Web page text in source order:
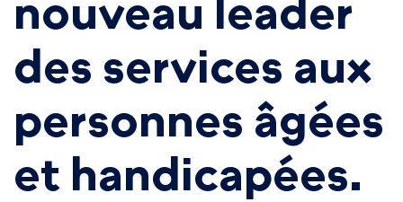
nouveau leader
des services aux
personnes âgées
et handicapées.